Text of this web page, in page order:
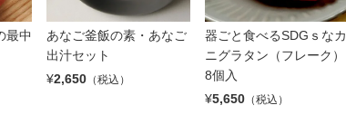
最中
あなご釜飯の素・あなご
出汁セット
¥2,650 （税込）
器ごと食べるSDGｓなカ
ニグラタン（フレーク）
8個入
¥5,650 （税込）